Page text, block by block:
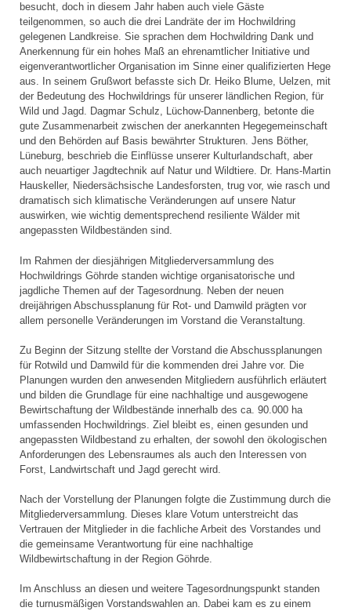
besucht, doch in diesem Jahr haben auch viele Gäste
teilgenommen, so auch die drei Landräte der im Hochwildring
gelegenen Landkreise. Sie sprachen dem Hochwildring Dank und
Anerkennung für ein hohes Maß an ehrenamtlicher Initiative und
eigenverantwortlicher Organisation im Sinne einer qualifizierten Hege
aus. In seinem Grußwort befasste sich Dr. Heiko Blume, Uelzen, mit
der Bedeutung des Hochwildrings für unserer ländlichen Region, für
Wild und Jagd. Dagmar Schulz, Lüchow-Dannenberg, betonte die
gute Zusammenarbeit zwischen der anerkannten Hegegemeinschaft
und den Behörden auf Basis bewährter Strukturen. Jens Böther,
Lüneburg, beschrieb die Einflüsse unserer Kulturlandschaft, aber
auch neuartiger Jagdtechnik auf Natur und Wildtiere. Dr. Hans-Martin
Hauskeller, Niedersächsische Landesforsten, trug vor, wie rasch und
dramatisch sich klimatische Veränderungen auf unsere Natur
auswirken, wie wichtig dementsprechend resiliente Wälder mit
angepassten Wildbeständen sind.
Im Rahmen der diesjährigen Mitgliederversammlung des
Hochwildrings Göhrde standen wichtige organisatorische und
jagdliche Themen auf der Tagesordnung. Neben der neuen
dreijährigen Abschussplanung für Rot- und Damwild prägten vor
allem personelle Veränderungen im Vorstand die Veranstaltung.
Zu Beginn der Sitzung stellte der Vorstand die Abschussplanungen
für Rotwild und Damwild für die kommenden drei Jahre vor. Die
Planungen wurden den anwesenden Mitgliedern ausführlich erläutert
und bilden die Grundlage für eine nachhaltige und ausgewogene
Bewirtschaftung der Wildbestände innerhalb des ca. 90.000 ha
umfassenden Hochwildrings. Ziel bleibt es, einen gesunden und
angepassten Wildbestand zu erhalten, der sowohl den ökologischen
Anforderungen des Lebensraumes als auch den Interessen von
Forst, Landwirtschaft und Jagd gerecht wird.
Nach der Vorstellung der Planungen folgte die Zustimmung durch die
Mitgliederversammlung. Dieses klare Votum unterstreicht das
Vertrauen der Mitglieder in die fachliche Arbeit des Vorstandes und
die gemeinsame Verantwortung für eine nachhaltige
Wildbewirtschaftung in der Region Göhrde.
Im Anschluss an diesen und weitere Tagesordnungspunkt standen
die turnusmäßigen Vorstandswahlen an. Dabei kam es zu einem